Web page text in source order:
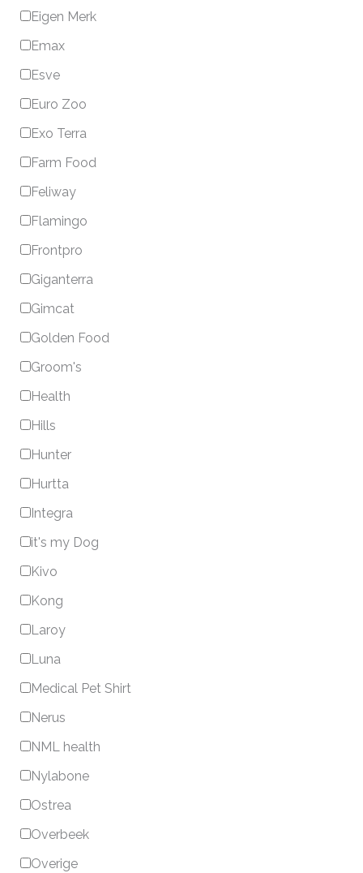
Eigen Merk
Emax
Esve
Euro Zoo
Exo Terra
Farm Food
Feliway
Flamingo
Frontpro
Giganterra
Gimcat
Golden Food
Groom's
Health
Hills
Hunter
Hurtta
Integra
it's my Dog
Kivo
Kong
Laroy
Luna
Medical Pet Shirt
Nerus
NML health
Nylabone
Ostrea
Overbeek
Overige